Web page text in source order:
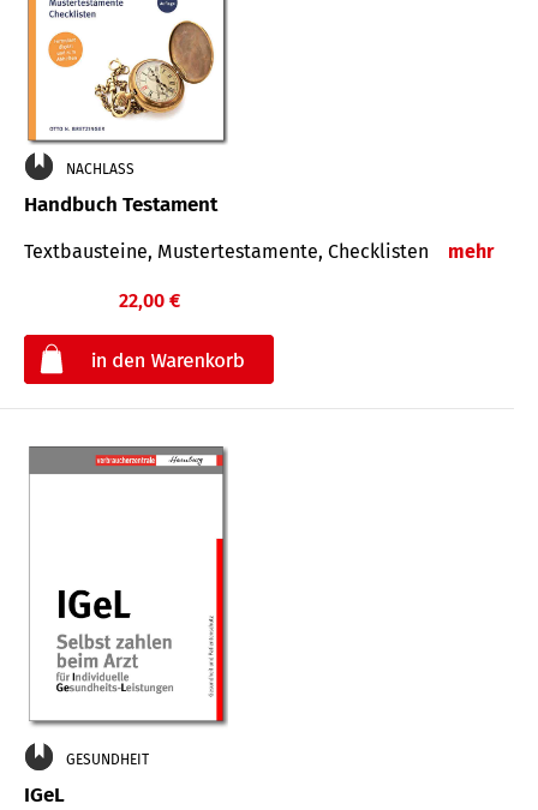
NACHLASS
Handbuch Testament
Textbausteine, Mustertestamente, Checklisten mehr
22,00 €
GESUNDHEIT
IGeL